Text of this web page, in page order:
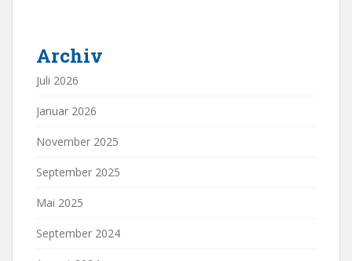
Archiv
Juli 2026
Januar 2026
November 2025
September 2025
Mai 2025
September 2024